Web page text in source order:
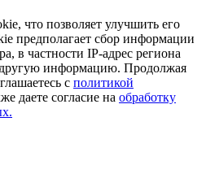
что позволяет улучшить его
предполагает сбор информации
в частности IP-адрес региона
информацию. Продолжая
с политикой
даете согласие на обработку